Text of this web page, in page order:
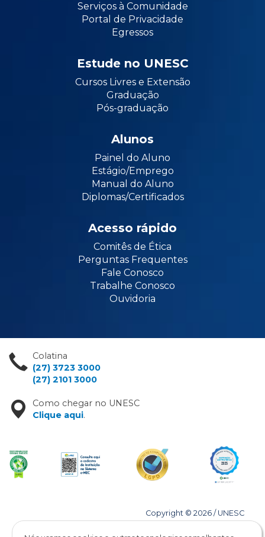
Serviços à Comunidade
Portal de Privacidade
Egressos
Estude no UNESC
Cursos Livres e Extensão
Graduação
Pós-graduação
Alunos
Painel do Aluno
Estágio/Emprego
Manual do Aluno
Diplomas/Certificados
Acesso rápido
Comitês de Ética
Perguntas Frequentes
Fale Conosco
Trabalhe Conosco
Ouvidoria
Colatina
(27) 3723 3000
(27) 2101 3000
Como chegar no UNESC
Clique aqui.
Copyright © 2026 / UNESC
Todos os direitos reservados